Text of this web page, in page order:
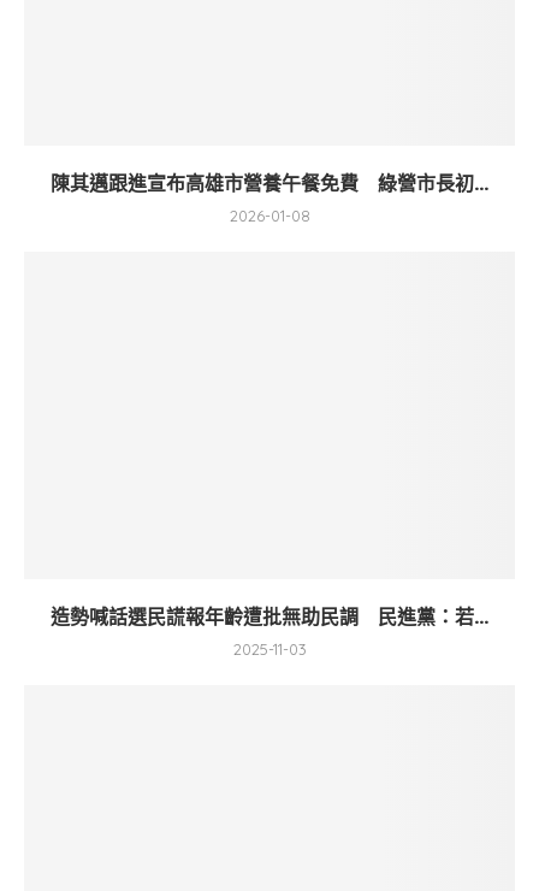
陳其邁跟進宣布高雄市營養午餐免費 綠營市長初...
2026-01-08
造勢喊話選民謊報年齡遭批無助民調 民進黨：若...
2025-11-03